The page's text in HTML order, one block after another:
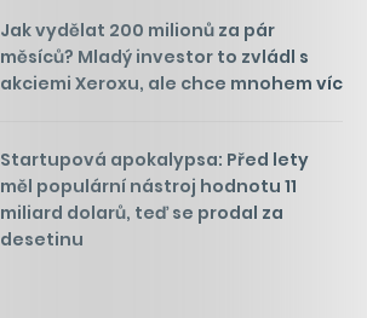
Jak vydělat 200 milionů za pár
měsíců? Mladý investor to zvládl s
akciemi Xeroxu, ale chce mnohem víc
Startupová apokalypsa: Před lety
měl populární nástroj hodnotu 11
miliard dolarů, teď se prodal za
desetinu